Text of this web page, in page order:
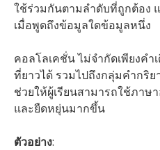
ใช้ร่วมกันตามลำดับที่ถูกต้อง
เมื่อพูดถึงข้อมูลใดข้อมูลหนึ่ง
คอลโลเคชั่น ไม่จำกัดเพียงคำ
ที่ยาวได้ รวมไปถึงกลุ่มคำกริ
ช่วยให้ผู้เรียนสามารถใช้ภาษ
และยืดหยุ่นมากขึ้น
ตัวอย่าง: